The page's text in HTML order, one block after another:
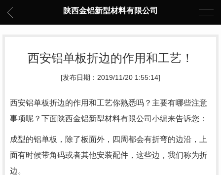
陕西金铝新型材料有限公司
西安铝单板折边的作用和工艺！
[发布日期：2019/11/20 1:55:14]
西安铝单板折边的作用和工艺你熟悉吗？主要有哪些注意
事项呢？下面陕西金铝新型材料有限公司小编来告诉您：
成型的铝单板，除了板面外，四周都会有折弯的边沿，上
面有时候带角码或者其他安装配件，这些边，我们称为折
边。